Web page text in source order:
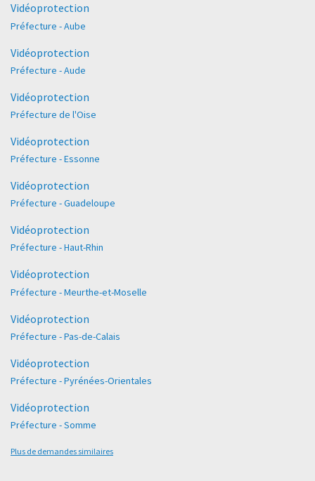
Vidéoprotection
Préfecture - Aube
Vidéoprotection
Préfecture - Aude
Vidéoprotection
Préfecture de l'Oise
Vidéoprotection
Préfecture - Essonne
Vidéoprotection
Préfecture - Guadeloupe
Vidéoprotection
Préfecture - Haut-Rhin
Vidéoprotection
Préfecture - Meurthe-et-Moselle
Vidéoprotection
Préfecture - Pas-de-Calais
Vidéoprotection
Préfecture - Pyrénées-Orientales
Vidéoprotection
Préfecture - Somme
Plus de demandes similaires